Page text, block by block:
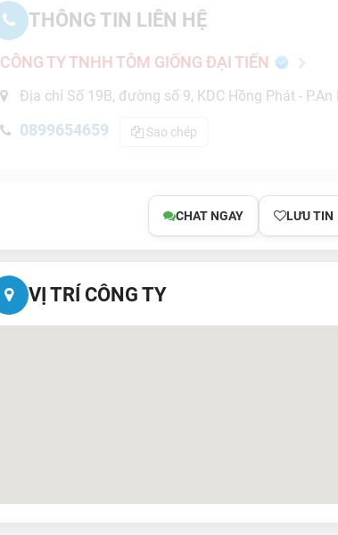
THÔNG TIN LIÊN HỆ
CÔNG TY TNHH TÔM GIỐNG ĐẠI TIẾN
Địa chỉ Số 19B, đường số 9, KDC Hồng Phát - P.An
0899654659 Sao chép
CHAT NGAY LƯU TIN
VỊ TRÍ CÔNG TY